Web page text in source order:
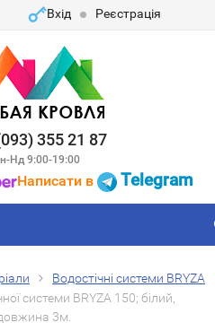
Вхід Реєстрація
355 21 87
Нд 9:00-19:00
Написати в Telegram
Водостічні системи BRYZA
системи BRYZA 150; білий,
3м.